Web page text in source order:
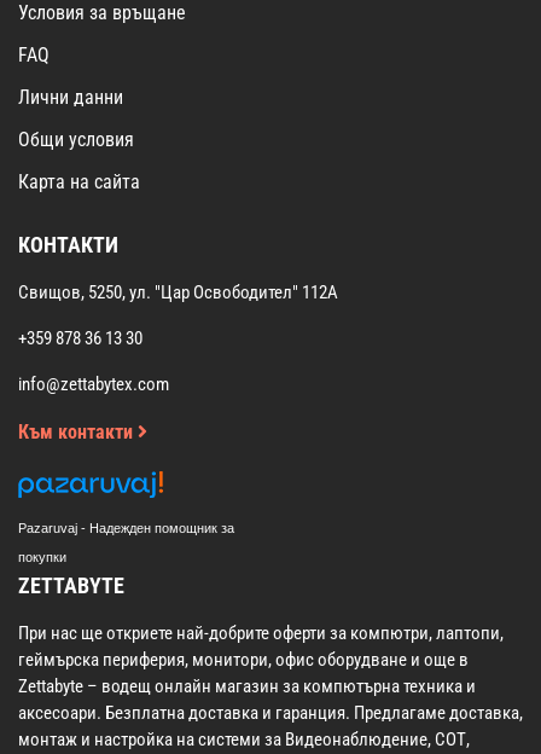
Условия за връщане
FAQ
Лични данни
Общи условия
Карта на сайта
КОНТАКТИ
Свищов, 5250, ул. "Цар Освободител" 112А
+359 878 36 13 30
info@zettabytex.com
Към контакти
Pazaruvaj - Надежден помощник за
покупки
ZETTABYTE
При нас ще откриете най-добрите оферти за компютри, лаптопи,
геймърска периферия, монитори, офис оборудване и още в
Zettabyte – водещ онлайн магазин за компютърна техника и
аксесоари. Безплатна доставка и гаранция. Предлагаме доставка,
монтаж и настройка на системи за Видеонаблюдение, СОТ,